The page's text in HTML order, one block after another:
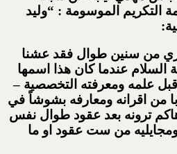
التكريم الموسومة : “وليد
من سنين طوال فقد عشنا
عندما كان هذا اسمها
قبل علمه ومعرفته التخصصية –
من اقرانه ومعارفه بشوشاً في
ترونه بعد عقود طوال نفس
ومجايليه من ست عقود او ما